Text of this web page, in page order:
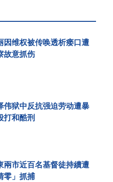
因维权被传唤透析瘘口遭
故意抓伤
伟狱中反抗强迫劳动遭暴
打和酷刑
兩市近百名基督徒持續遭
零」抓捕